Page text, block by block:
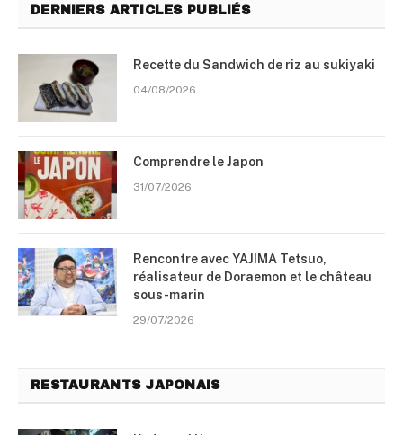
DERNIERS ARTICLES PUBLIÉS
Recette du Sandwich de riz au sukiyaki
04/08/2026
Comprendre le Japon
31/07/2026
Rencontre avec YAJIMA Tetsuo,
réalisateur de Doraemon et le château
sous-marin
29/07/2026
RESTAURANTS JAPONAIS